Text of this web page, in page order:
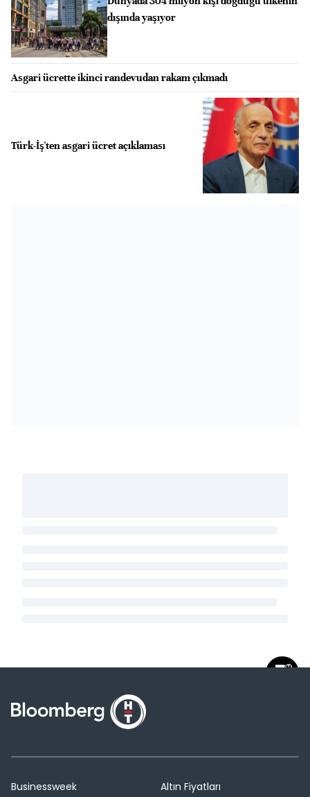
dışında yaşıyor
Asgari ücrette ikinci randevudan rakam çıkmadı
Türk-İş'ten asgari ücret açıklaması
Businessweek
Altın Fiyatları